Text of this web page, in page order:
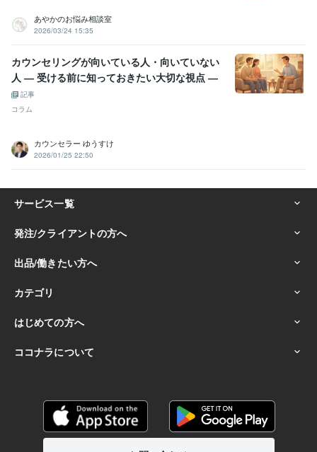
あやかのお悩み相談室
2026/03/24 15:35
カウンセリングが向いている人・向いていない
人 ― 受ける前に知っておきたい大切な視点 ―
記事
コラム
カウンセラー ゆうすけ
2026/01/25 22:50